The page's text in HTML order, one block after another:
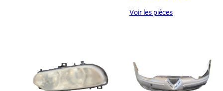
Voir les pièces